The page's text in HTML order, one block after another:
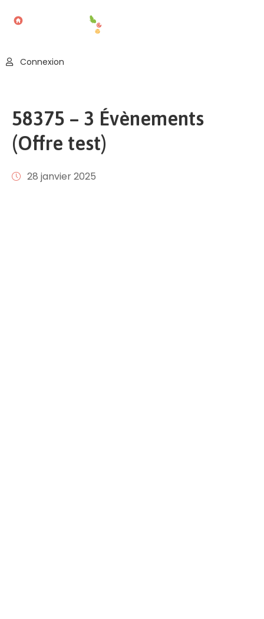
Offres
Publier
Connexion
58375 – 3 Évènements
(Offre test)
28 janvier 2025